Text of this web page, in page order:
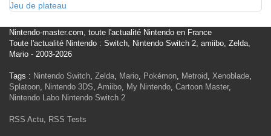
Jeu de plateau
Nintendo-master.com, toute l'actualité Nintendo en France
Toute l'actualité Nintendo : Switch, Nintendo Switch 2, amiibo, Zelda,
Mario - 2003-2026
Tags : Nintendo Switch, Zelda, Mario, Pokémon, Metroid, Xenoblade,
Splatoon, Nintendo 3DS, Amiibo, My Nintendo, Cartoon Master,
Nintendo Labo Nintendo Switch 2
RSS Actu, RSS Tests